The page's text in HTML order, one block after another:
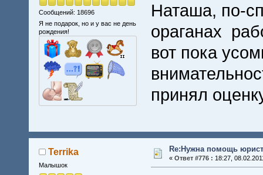
Сообщений: 18696
Я не подарок, но и у вас не день
рождения!
Наташа, по-
ораганах
вот пока
принял
Terrika
Малышок
Re:Нужна помощь
« Ответ #776 : 18:27,